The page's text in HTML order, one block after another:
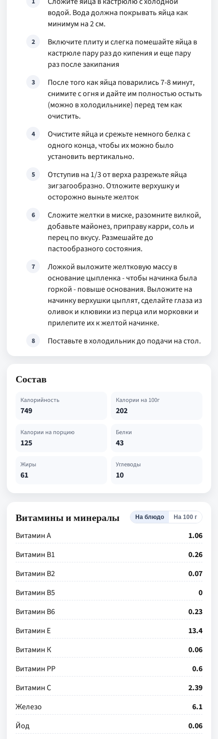
водой. Вода должна покрывать яйца как
минимум на 2 см.
2
Включите плиту и слегка помешайте яйца в
кастрюле пару раз до кипения и еще пару
раз после закипания
3
После того как яйца поварились 7-8 минут,
снимите с огня и дайте им полностью остыть
(можно в холодильнике) перед тем как
очистить.
4
Очистите яйца и срежьте немного белка с
одного конца, чтобы их можно было
установить вертикально.
5
Отступив на 1/3 от верха разрежьте яйца
зигзагообразно. Отложите верхушку и
осторожно выньте желток
6
Сложите желтки в миске, разомните вилкой,
добавьте майонез, приправу карри, соль и
перец по вкусу. Размешайте до
пастообразного состояния.
7
Ложкой выложите желтковую массу в
основание цыпленка - чтобы начинка была
горкой - повыше основания. Выложите на
начинку верхушки цыплят, сделайте глаза из
оливок и клювики из перца или морковки и
прилепите их к желтой начинке.
8 Поставьте в холодильник до подачи на стол.
Состав
Калорийность
749
Калории на 100г
202
Калории на порцию
125
Белки
43
Жиры
61
Углеводы
10
Витамины и минералы На блюдо На 100 г
Витамин А
1.06
Витамин В1
0.26
Витамин В2
0.07
Витамин В5
0
Витамин В6
0.23
Витамин Е
13.4
Витамин К
0.06
Витамин РР
0.6
Витамин С
2.39
Железо
6.1
Йод
0.06